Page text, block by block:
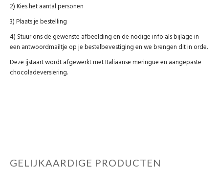
2) Kies het aantal personen
3) Plaats je bestelling
4) Stuur ons de gewenste afbeelding en de nodige info als bijlage in
een antwoordmailtje op je bestelbevestiging en we brengen dit in orde.
Deze ijstaart wordt afgewerkt met Italiaanse meringue en aangepaste
chocoladeversiering.
GELIJKAARDIGE PRODUCTEN